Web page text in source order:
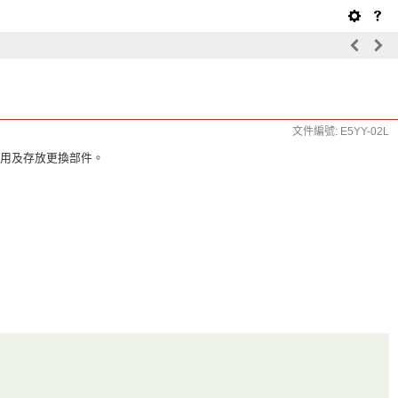
文件編號: E5YY-02L
及存放更換部件。